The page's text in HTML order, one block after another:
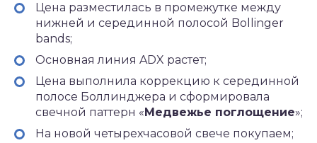
Цена разместилась в промежутке между
нижней и серединной полосой Bollinger
bands;
Основная линия ADX растет;
Цена выполнила коррекцию к серединной
полосе Боллинджера и сформировала
свечной паттерн «Медвежье поглощение»;
На новой четырехчасовой свече покупаем;